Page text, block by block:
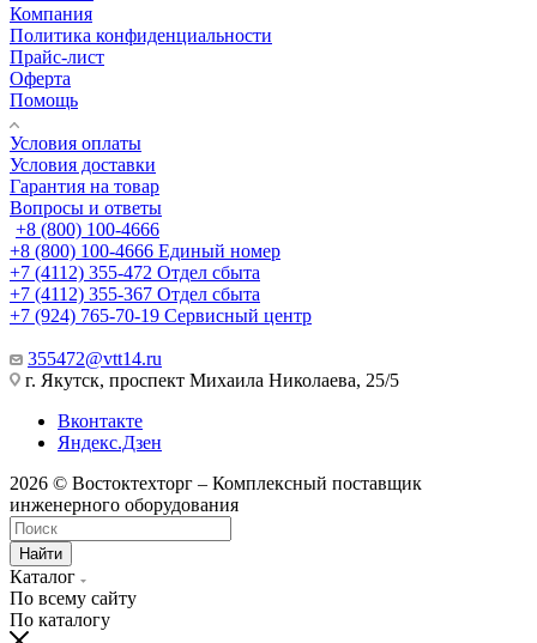
Компания
Политика конфиденциальности
Прайс-лист
Оферта
Помощь
Условия оплаты
Условия доставки
Гарантия на товар
Вопросы и ответы
+8 (800) 100-4666
+8 (800) 100-4666 Единый номер
+7 (4112) 355-472 Отдел сбыта
+7 (4112) 355-367 Отдел сбыта
+7 (924) 765-70-19 Сервисный центр
355472@vtt14.ru
г. Якутск, проспект Михаила Николаева, 25/5
Вконтакте
Яндекс.Дзен
2026 © Востоктехторг – Комплексный поставщик
инженерного оборудования
Найти
Каталог
По всему сайту
По каталогу